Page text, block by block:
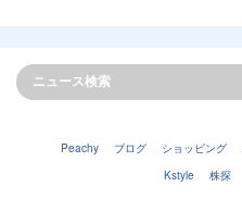
Peachy ブログ ショッピング
Kstyle
株探